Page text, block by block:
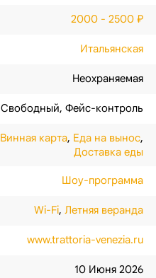
2000 - 2500 ₽
Итальянская
Неохраняемая
Свободный,Фейс-контроль
Винная карта, Еда на вынос,
Доставка еды
Шоу-программа
Wi-Fi,Летняя веранда
www.trattoria-venezia.ru
10 Июня 2026